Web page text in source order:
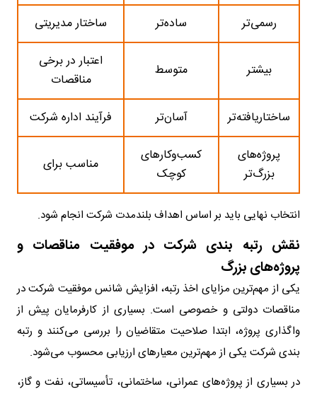
ساختار مدیریتی
ساده‌تر
رسمی‌تر
اعتبار در برخی
مناقصات
متوسط بیشتر
فرآیند اداره شرکت آسان‌تر ساختاریافته‌تر
مناسب برای
کسب‌وکارهای
کوچک
پروژه‌های
بزرگ‌تر
انتخاب نهایی باید بر اساس اهداف بلندمدت شرکت انجام شود.
نقش رتبه بندی شرکت در موفقیت مناقصات و
پروژه‌های بزرگ
یکی از مهم‌ترین مزایای اخذ رتبه، افزایش شانس موفقیت شرکت در
مناقصات دولتی و خصوصی است. بسیاری از کارفرمایان پیش از
واگذاری پروژه، ابتدا صلاحیت متقاضیان را بررسی می‌کنند و رتبه
بندی شرکت یکی از مهم‌ترین معیارهای ارزیابی محسوب می‌شود.
در بسیاری از پروژه‌های عمرانی، ساختمانی، تأسیساتی، نفت و گاز،